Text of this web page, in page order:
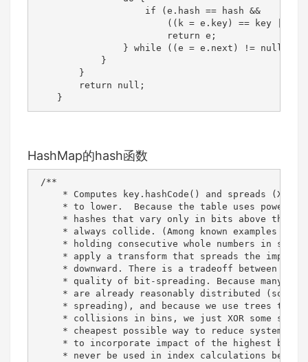
                    if (e.hash == hash &&
((k = e.key) == key ||
                        return e;
                } while ((e = e.next) != null);
            }
        }
        return null;
    }
HashMap的hash函数
/**
* Computes key.hashCode() and spreads
* to lower.  Because the table uses power-
* hashes that vary only in bits above the
* always collide. (Among known examples are
* holding consecutive whole numbers in small
* apply a transform that spreads the impact
* downward. There is a tradeoff between
* quality of bit-spreading. Because many
* are already reasonably distributed (so
* spreading), and because we use trees to
* collisions in bins, we just XOR some
* cheapest possible way to reduce
* to incorporate impact of the highest bits
* never be used in index calculations